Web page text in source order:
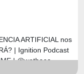
ARTIFICIAL nos
| Ignition Podcast
| @wetbaes‬